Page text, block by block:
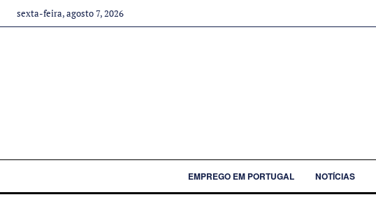
sexta-feira, agosto 7, 2026
EMPREGO EM PORTUGAL NOTÍCIAS